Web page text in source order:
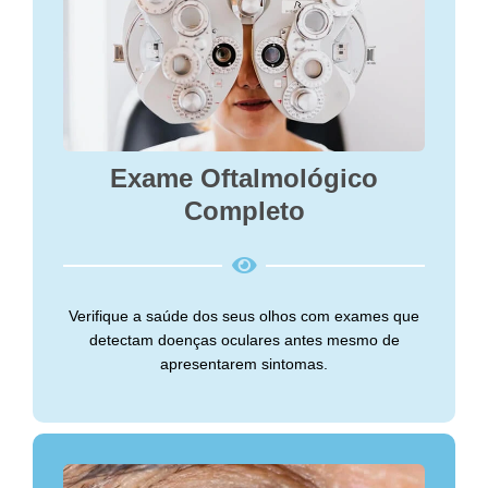
Exame Oftalmológico
Completo
Verifique a saúde dos seus olhos com exames que
detectam doenças oculares antes mesmo de
apresentarem sintomas.